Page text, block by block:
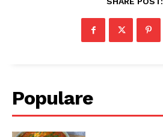
Populare